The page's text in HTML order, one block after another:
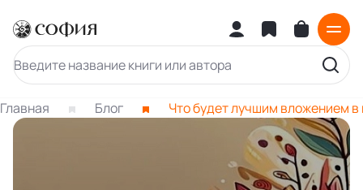
Главная Блог Что будет лучшим вложением